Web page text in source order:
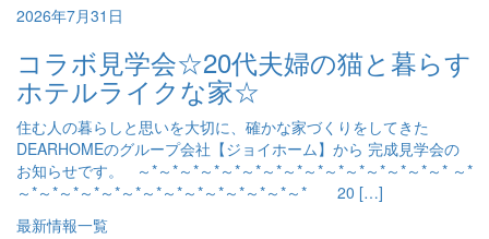
2026年7月31日
コラボ見学会☆20代夫婦の猫と暮らす
ホテルライクな家☆
住む人の暮らしと思いを大切に、確かな家づくりをしてきた
DEARHOMEのグループ会社【ジョイホーム】から 完成見学会の
お知らせです。 ～*～*～*～*～*～*～*～*～*～*～*～*～*～*～* ～*
～*～*～*～*～*～*～*～*～*～*～*～*～*～* 20 […]
最新情報一覧